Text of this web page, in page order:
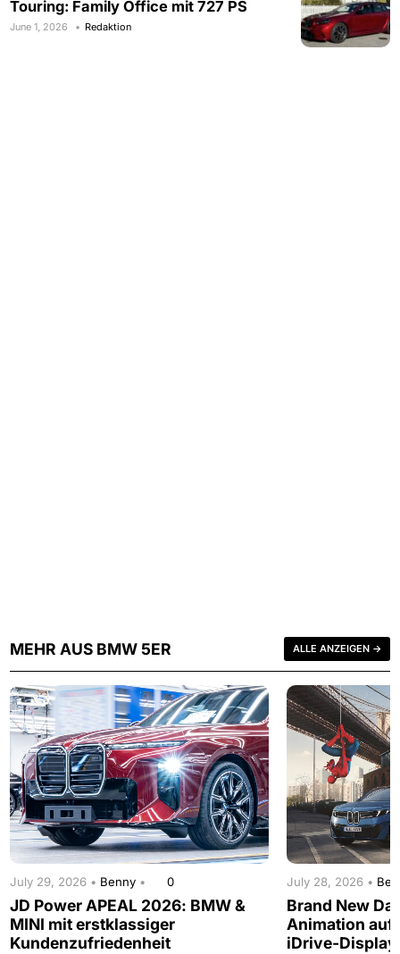
Touring: Family Office mit 727 PS
June 1, 2026 Redaktion
MEHR AUS BMW 5ER ALLE ANZEIGEN →
July 29, 2026 • Benny • 0
JD Power APEAL 2026: BMW &
MINI mit erstklassiger
Kundenzufriedenheit
July 28, 2026 •
Brand New
Animation auf
iDrive-